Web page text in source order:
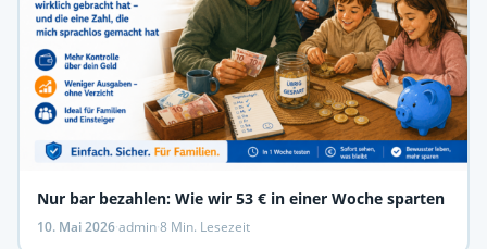
Nur bar bezahlen: Wie wir 53 € in einer Woche sparten
10. Mai 2026·admin·8 Min. Lesezeit